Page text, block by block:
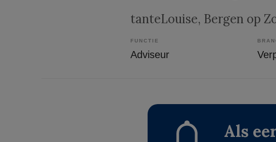
tanteLouise, Bergen op
FUNCTIE
Adviseur
Als